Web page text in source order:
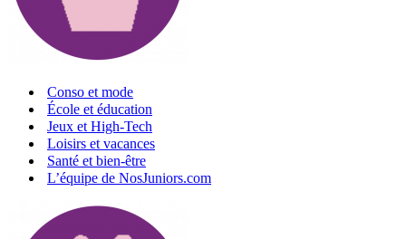
Conso et mode
École et éducation
Jeux et High-Tech
Loisirs et vacances
Santé et bien-être
L’équipe de NosJuniors.com